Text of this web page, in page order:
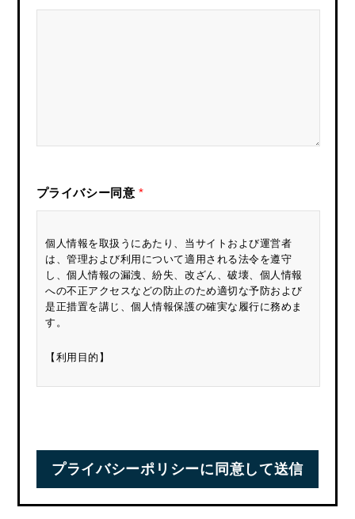
プライバシー同意 *
個人情報を取扱うにあたり、当サイトおよび運営者
は、管理および利用について適用される法令を遵守
し、個人情報の漏洩、紛失、改ざん、破壊、個人情報
への不正アクセスなどの防止のため適切な予防および
是正措置を講じ、個人情報保護の確実な履行に務めま
す。
【利用目的】
なく第三者に個人情報を開示することはございませ